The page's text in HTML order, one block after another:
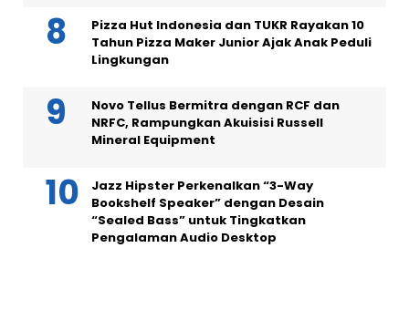
Pizza Hut Indonesia dan TUKR Rayakan 10
Tahun Pizza Maker Junior Ajak Anak Peduli
Lingkungan
Novo Tellus Bermitra dengan RCF dan
NRFC, Rampungkan Akuisisi Russell
Mineral Equipment
Jazz Hipster Perkenalkan “3-Way
Bookshelf Speaker” dengan Desain
“Sealed Bass” untuk Tingkatkan
Pengalaman Audio Desktop